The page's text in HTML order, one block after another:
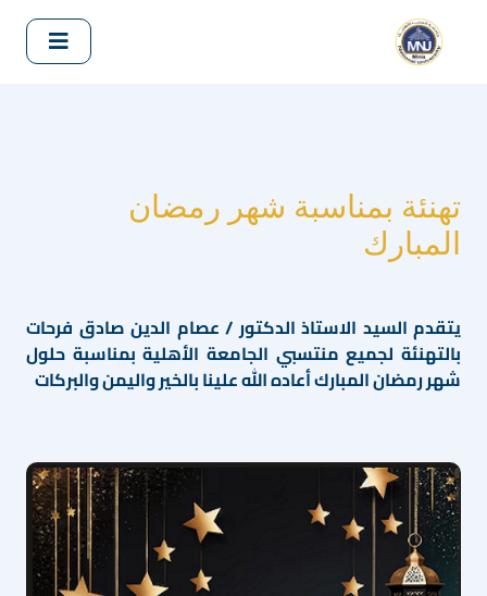
تهنئة بمناسبة شهر رمضان
المبارك
يتقدم السيد الاستاذ الدكتور / عصام الدين صادق فرحات
بالتهنئة لجميع منتسبي الجامعة الأهلية بمناسبة حلول
شهر رمضان المبارك أعاده الله علينا بالخير واليمن والبركات